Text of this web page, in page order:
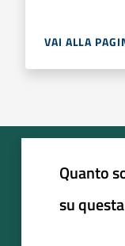
VAI ALLA
Quanto
su